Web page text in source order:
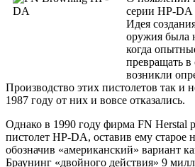
серии HP-DA
Идея
оружия была
когда
превращать
возникли
Производство этих пистолетов так и
1987 году от них и вовсе отказались.
Однако в 1990 году фирма FN Herstal
пистолет HP-DA, оставив ему старое
обозначив «американский» вариант
Браунинг «двойного действия» 9